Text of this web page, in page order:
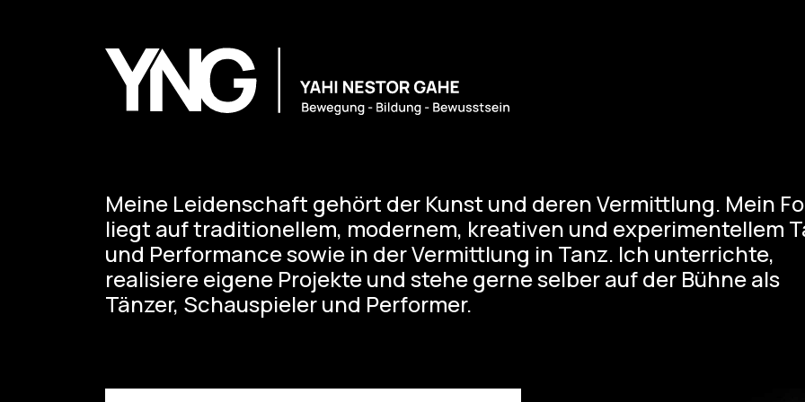
Meine Leidenschaft gehört der Kunst und deren Vermittlung. Mein
liegt auf traditionellem, modernem, kreativen und experimentellem
und Performance sowie in der Vermittlung in Tanz. Ich unterrichte,
realisiere eigene Projekte und stehe gerne selber auf der Bühne als
Tänzer, Schauspieler und Performer.